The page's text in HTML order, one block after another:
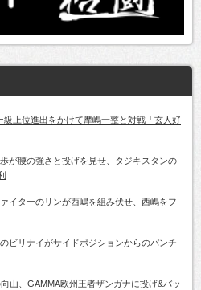
級上位進出をかけて摩嶋一整と対戦「玄人好
が腰の強さと投げを見せ、タジキスタンの
イターのリンが西嶋を組み伏せ、西嶋をフ
ビリナイがサイドポジションからのパンチ
山、GAMMA欧州王者ザンガナに投げ&バッ